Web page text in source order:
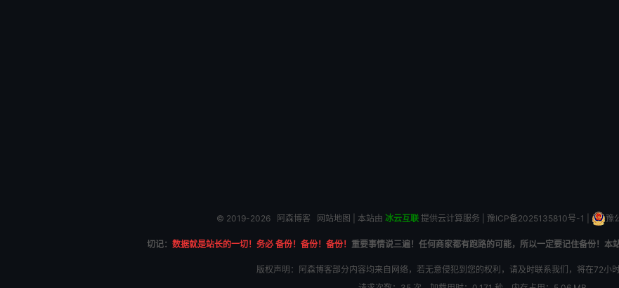
© 2019-2026 阿森博客 网站地图 | 本站由 冰云互联 提供云计算服务 | 豫ICP备2025135810号-1 豫
切记： 数据就是站长的一切！务必 备份！备份！备份！ 重要事情说三遍！任何商家都有跑路的可能，所以一定要记住备份！本
版权声明：阿森博客部分内容均来自网络，若无意侵犯到您的权利，请及时联系我们，将在72小时